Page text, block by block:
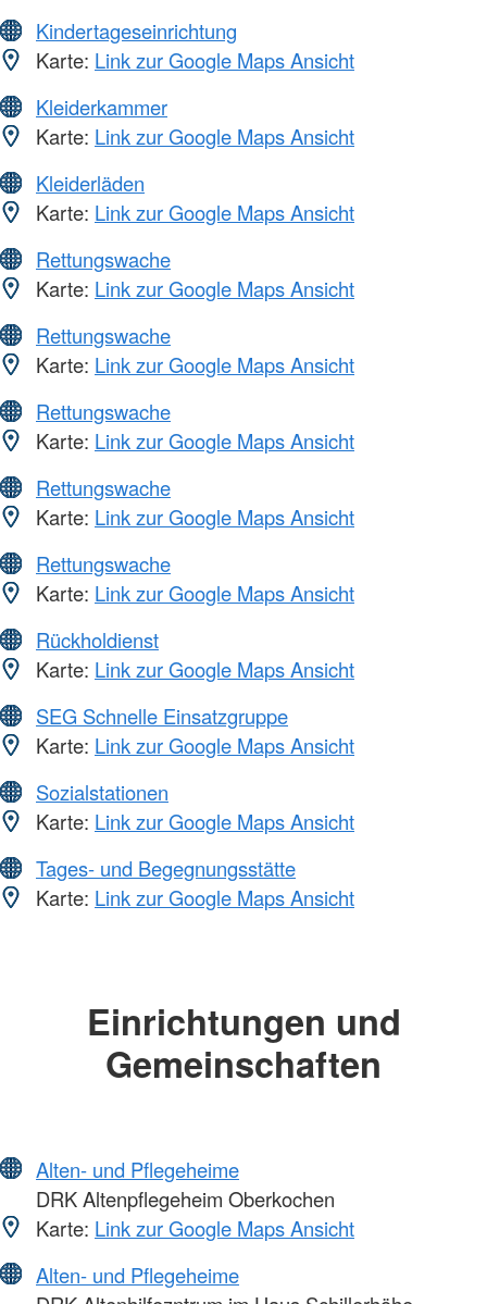
Kindertageseinrichtung
Karte: Link zur Google Maps Ansicht
Kleiderkammer
Karte: Link zur Google Maps Ansicht
Kleiderläden
Karte: Link zur Google Maps Ansicht
Rettungswache
Karte: Link zur Google Maps Ansicht
Rettungswache
Karte: Link zur Google Maps Ansicht
Rettungswache
Karte: Link zur Google Maps Ansicht
Rettungswache
Karte: Link zur Google Maps Ansicht
Rettungswache
Karte: Link zur Google Maps Ansicht
Rückholdienst
Karte: Link zur Google Maps Ansicht
SEG Schnelle Einsatzgruppe
Karte: Link zur Google Maps Ansicht
Sozialstationen
Karte: Link zur Google Maps Ansicht
Tages- und Begegnungsstätte
Karte: Link zur Google Maps Ansicht
Einrichtungen und
Gemeinschaften
Alten- und Pflegeheime
DRK Altenpflegeheim Oberkochen
Karte: Link zur Google Maps Ansicht
Alten- und Pflegeheime